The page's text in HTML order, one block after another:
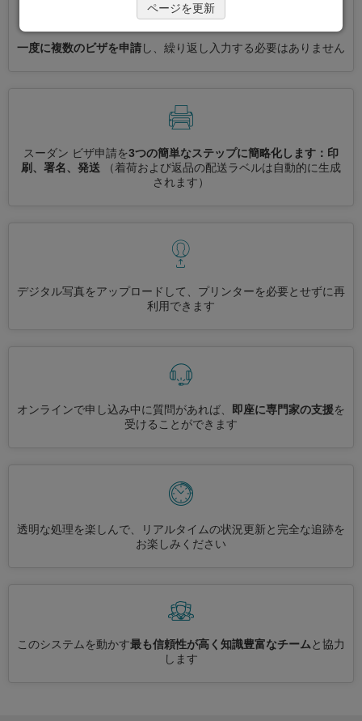
一度に複数のビザを申請し、繰り返し入力する必要はありません
スーダン ビザ申請を3つの簡単なステップに簡略化します：印
刷、署名、発送
（着荷および返品の配送ラベルは自動的に生成
されます）
デジタル写真をアップロードして、プリンターを必要とせずに再
利用できます
オンラインで申し込み中に質問があれば、 即座に専門家の支援を
受けることができます
透明な処理を楽しんで、リアルタイムの状況更新と完全な追跡を
お楽しみください
このシステムを動かす最も信頼性が高く知識豊富なチームと協力
します
ページを更新